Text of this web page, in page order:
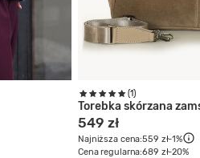
(1)
Torebka skórzana
549 zł
Najniższa cena:559 zł-1%
Cena regularna:689 zł-20%